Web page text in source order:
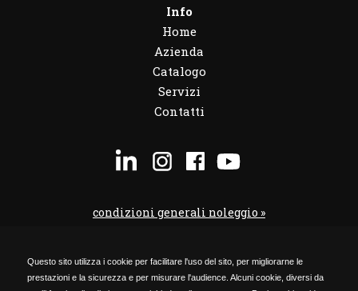
Questo sito utilizza i cookie per facilitare l'uso del sito, per migliorarne le
prestazioni e la sicurezza e per misurare l'audience. Alcuni cookie, diversi da
Info
Home
Azienda
Catalogo
Servizi
Contatti
condizioni generali noleggio »
codice etico »
Privacy Policy »